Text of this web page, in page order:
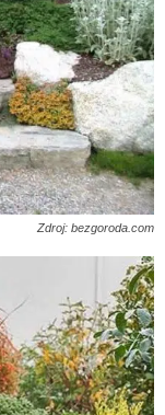
Zdroj: bezgoroda.com